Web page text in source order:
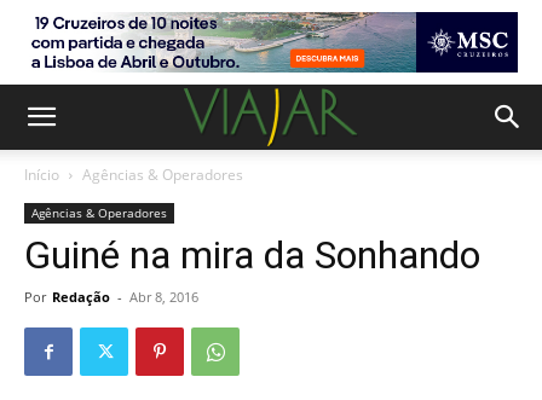
Início Agências & Operadores
Agências & Operadores
Guiné na mira da Sonhando
Por Redação - Abr 8, 2016